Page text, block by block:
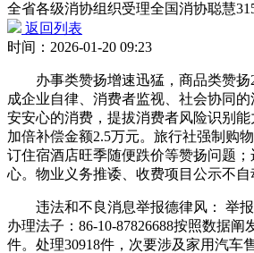
全省各级消协组织受理全国消协聪慧
返回列表
时间：2026-01-20 09:23
办事类赞扬增速迅猛，商品类赞扬
成企业自律、消费者监视、社会协同
安安心的消费，提拔消费者风险识别能
加倍补偿金额2.5万元。旅行社强制购
订住宿酒店旺季随便跌价等赞扬问题
心。物业义务推诿、收费项目公示不自
违法和不良消息举报德律风： 举报
办理法子：86-10-87826688按照数据阐
件。处理30918件，次要涉及家用汽车